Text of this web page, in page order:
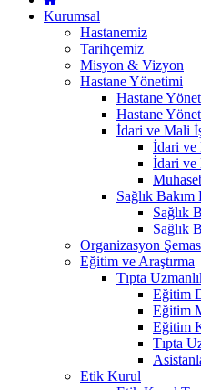
Kurumsal
Hastanemiz
Tarihçemiz
Misyon & Vizyon
Hastane Yönetimi
Hastane
Hastane
İdari ve Mali
İdari ve
İdari ve
Sağlık
Sağlık
Sağlık
Organizasyon
Eğitim ve Araştırma
Tıpta
Eğitim
Eğitim
Eğitim
Tıpta
Etik Kurul